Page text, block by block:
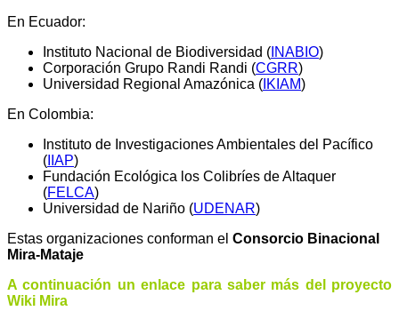
En Ecuador:
Instituto Nacional de Biodiversidad ( INABIO)
Corporación Grupo Randi Randi (CGRR)
Universidad Regional Amazónica ( IKIAM)
En Colombia:
Instituto de Investigaciones Ambientales del Pacífico
( IIAP)
Fundación Ecológica los Colibríes de Altaquer
(FELCA)
Universidad de Nariño (UDENAR)
Estas organizaciones conforman el Consorcio Binacional
Mira-Mataje
A continuación un enlace para saber más del proyecto
Wiki Mira